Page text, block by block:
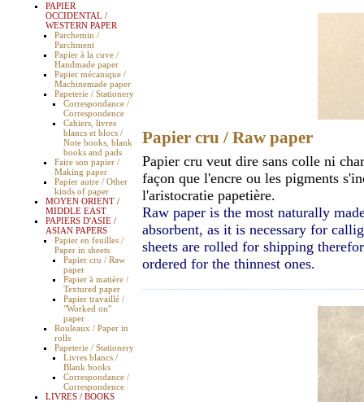
PAPIER
OCCIDENTAL /
WESTERN PAPER
Parchemin /
Parchment
Papier à la cuve /
Handmade paper
Papier mécanique /
Machinemade paper
Papeterie / Stationery
Correspondance /
Correspondence
Cahiers, livres
blancs et blocs /
Note books, blank
books and pads
Faire son papier /
Making paper
Papier autre / Other
kinds of paper
MOYEN ORIENT /
MIDDLE EAST
PAPIERS D'ASIE /
ASIAN PAPERS
Papier en feuilles /
Paper in sheets
Papier cru / Raw
paper
Papier à matière /
Textured paper
Papier travaillé /
"Worked on"
paper
Rouleaux / Paper in
rolls
Papeterie / Stationery
Livres blancs /
Blank books
Correspondance /
Correspondence
LIVRES / BOOKS
Papier cru / Raw paper
Papier cru veut dire sans colle ni
façon que l'encre ou les pigments
l'aristocratie papetière.
Raw paper is the most naturally
absorbent, as it is necessary for
sheets are rolled for shipping
ordered for the thinnest ones.